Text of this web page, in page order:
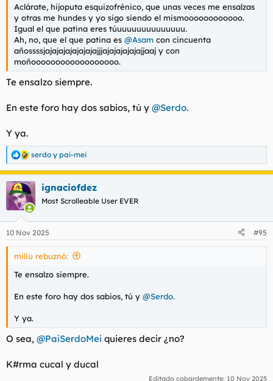
Aclárate, hijoputa esquizofrénico, que unas veces me ensalzas
y otras me hundes y yo sigo siendo el mismoooooooooooo.
Igual el que patina eres túuuuuuuuuuuuuuu.
Ah, no, que el que patina es @Asam con cincuenta
añossssjajajajajajajajajjjajajajajajajjaaj y con
moñoooooooooooooooooo.
Te ensalzo siempre.
En este foro hay dos sabios, tú y @Serdo.
Y ya.
R
e
c
c
i
e
s
serdo y pai-mei
ignaciofdez
Most Scrolleable User EVER
10 Nov 2025 #95
miliu rebuznó:
Te ensalzo siempre.
En este foro hay dos sabios, tú y @Serdo.
Y ya.
O sea, @PaiSerdoMei quieres decir ¿no?
K#rma cucal y ducal
Editado cobardemente: 10 Nov 2025